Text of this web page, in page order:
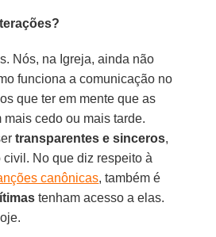
Nós, na Igreja, ainda não
funciona a comunicação no
que ter em mente que as
cedo ou mais tarde.
transparentes e sinceros,
No que diz respeito à
canônicas, também é
tenham acesso a elas.